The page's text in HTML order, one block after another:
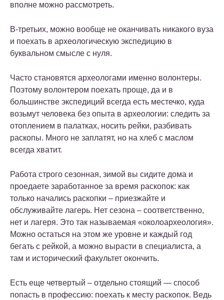
вполне можно рассмотреть.
В-третьих, можно вообще не оканчивать никакого вуза
и поехать в археологическую экспедицию в
буквальном смысле с нуля.
Часто становятся археологами именно волонтеры.
Поэтому волонтером поехать проще, да и в
большинстве экспедиций всегда есть местечко, куда
возьмут человека без опыта в археологии: следить за
отоплением в палатках, носить рейки, разбивать
раскопы. Много не заплатят, но на хлеб с маслом
всегда хватит.
Работа строго сезонная, зимой вы сидите дома и
проедаете заработанное за время раскопок: как
только начались раскопки – приезжайте и
обслуживайте лагерь. Нет сезона – соответственно,
нет и лагеря. Это так называемая «околоархеология».
Можно остаться на этом же уровне и каждый год
бегать с рейкой, а можно вырасти в специалиста, а
там и исторический факультет окончить.
Есть еще четвертый – отдельно стоящий — способ
попасть в профессию: поехать к месту раскопок. Ведь